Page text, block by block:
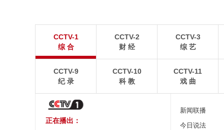
8月5日，“科伦坡”轮缓缓驶离山东港口青岛港前湾联
合集装箱码头。
8月6日，河北承德，
CCTV-1
综 合
CCTV-2
财 经
CCTV-3
综 艺
CCTV-9
纪 录
CCTV-10
科 教
CCTV-11
戏 曲
正在播出：
新闻联播
今日说法